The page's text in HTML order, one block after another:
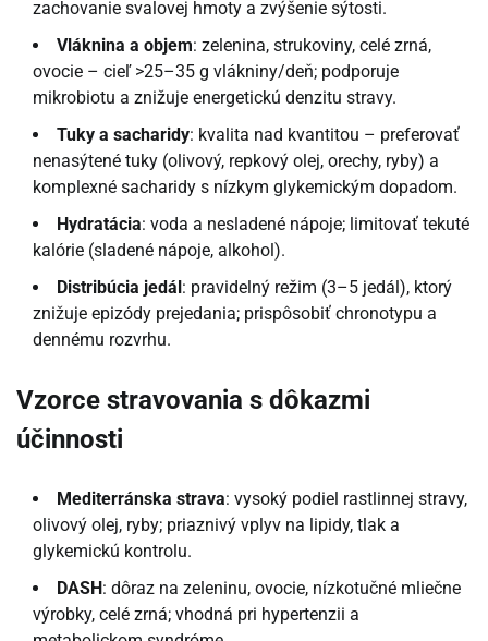
zachovanie svalovej hmoty a zvýšenie sýtosti.
Vláknina a objem: zelenina, strukoviny, celé zrná,
ovocie – cieľ >25–35 g vlákniny/deň; podporuje
mikrobiotu a znižuje energetickú denzitu stravy.
Tuky a sacharidy: kvalita nad kvantitou – preferovať
nenasýtené tuky (olivový, repkový olej, orechy, ryby) a
komplexné sacharidy s nízkym glykemickým dopadom.
Hydratácia: voda a nesladené nápoje; limitovať tekuté
kalórie (sladené nápoje, alkohol).
Distribúcia jedál: pravidelný režim (3–5 jedál), ktorý
znižuje epizódy prejedania; prispôsobiť chronotypu a
dennému rozvrhu.
Vzorce stravovania s dôkazmi
účinnosti
Mediterránska strava: vysoký podiel rastlinnej stravy,
olivový olej, ryby; priaznivý vplyv na lipidy, tlak a
glykemickú kontrolu.
DASH: dôraz na zeleninu, ovocie, nízkotučné mliečne
výrobky, celé zrná; vhodná pri hypertenzii a